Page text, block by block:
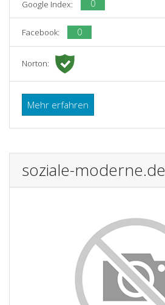
Google Index: 0
Facebook: 0
Norton:
Mehr erfahren
soziale-moderne.de